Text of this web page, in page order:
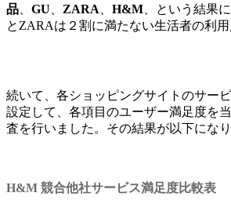
品
GU ZARA H&M 、という結果
とZARAは２割に満たない生活者の利用
続いて、各ショッピングサイトのサー
設定して、各項目のユーザー満足度を
査を行いました。その結果が以下になり
H&M 競合他社サービス満足度比較表